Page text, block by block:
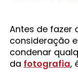
Antes de fazer
consideração
condenar
da fotografia,